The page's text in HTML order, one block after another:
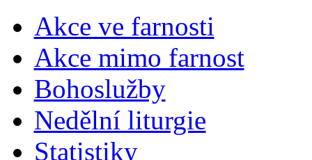
Akce ve farnosti
Akce mimo farnost
Bohoslužby
Nedělní liturgie
Statistiky